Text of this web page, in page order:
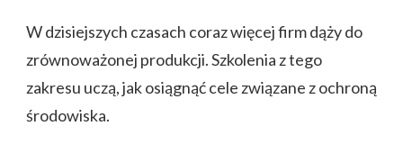
W dzisiejszych czasach coraz więcej firm dąży do
zrównoważonej produkcji. Szkolenia z tego
zakresu uczą, jak osiągnąć cele związane z ochroną
środowiska.